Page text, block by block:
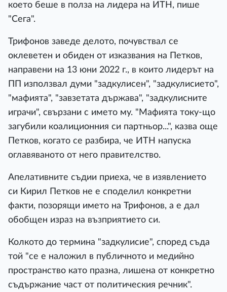
което беше в полза на лидера на ИТН, пише
"Сега".
Трифонов заведе делото, почувствал се
оклеветен и обиден от изказвания на Петков,
направени на 13 юни 2022 г., в които лидерът на
ПП използвал думи "задкулисен", "задкулисието",
"мафията", "завзетата държава", "задкулисните
играчи", свързани с името му. "Мафията току-що
загубили коалиционния си партньор...", казва още
Петков, когато се разбира, че ИТН напуска
оглавяваното от него правителство.
Апелативните съдии приеха, че в изявлението
си Кирил Петков не е споделил конкретни
факти, позорящи името на Трифонов, а е дал
обобщен израз на възприятието си.
Колкото до термина "задкулисие", според съда
той "се е наложил в публичното и медийно
пространство като празна, лишена от конкретно
съдържание част от политическия речник".